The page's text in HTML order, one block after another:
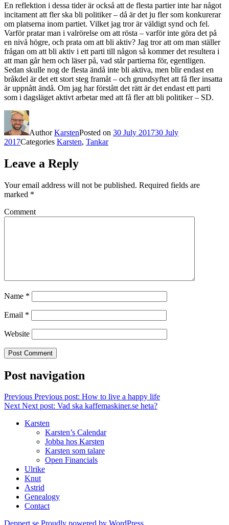
En reflektion i dessa tider är också att de flesta partier inte har något
incitament att fler ska bli politiker – då är det ju fler som konkurerar
om platserna inom partiet. Vilket jag tror är väldigt synd och fel.
Varför pratar man i valrörelse om att rösta – varför inte göra det på
en nivå högre, och prata om att bli aktiv? Jag tror att om man ställer
frågan om att bli aktiv i ett parti till någon så kommer det resultera i
att man går hem och läser på, vad står partierna för, egentligen.
Sedan skulle nog de flesta ändå inte bli aktiva, men blir endast en
bråkdel är det ett stort steg framåt – och grundsyftet att få fler insatta
är uppnått ändå. Om jag har förstått det rätt är det endast ett parti
som i dagsläget aktivt arbetar med att få fler att bli politiker – SD.
AuthorKarstenPosted on 30 July 201730 July
2017Categories Karsten, Tankar
Leave a Reply
Your email address will not be published. Required fields are
marked *
Comment
Name *
Email *
Website
Post navigation
Previous Previous post: How to live a happy life
Next Next post: Vad ska kaffemaskiner.se heta?
Karsten
Karsten’s Calendar
Jobba hos Karsten
Karsten som talare
Open Financials
Ulrike
Knut
Astrid
Genealogy
Contact